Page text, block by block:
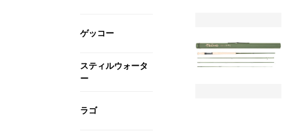
ゲッコー
スティルウォータ
ー
ラゴ